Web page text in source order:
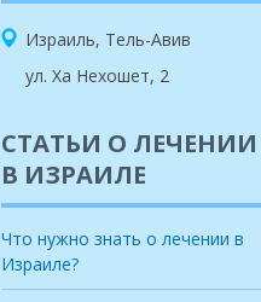
НАШ АДРЕС
Израиль, Тель-Авив
СТАТЬИ О ЛЕЧЕНИИ
В ИЗРАИЛЕ
Что нужно знать о лечении в